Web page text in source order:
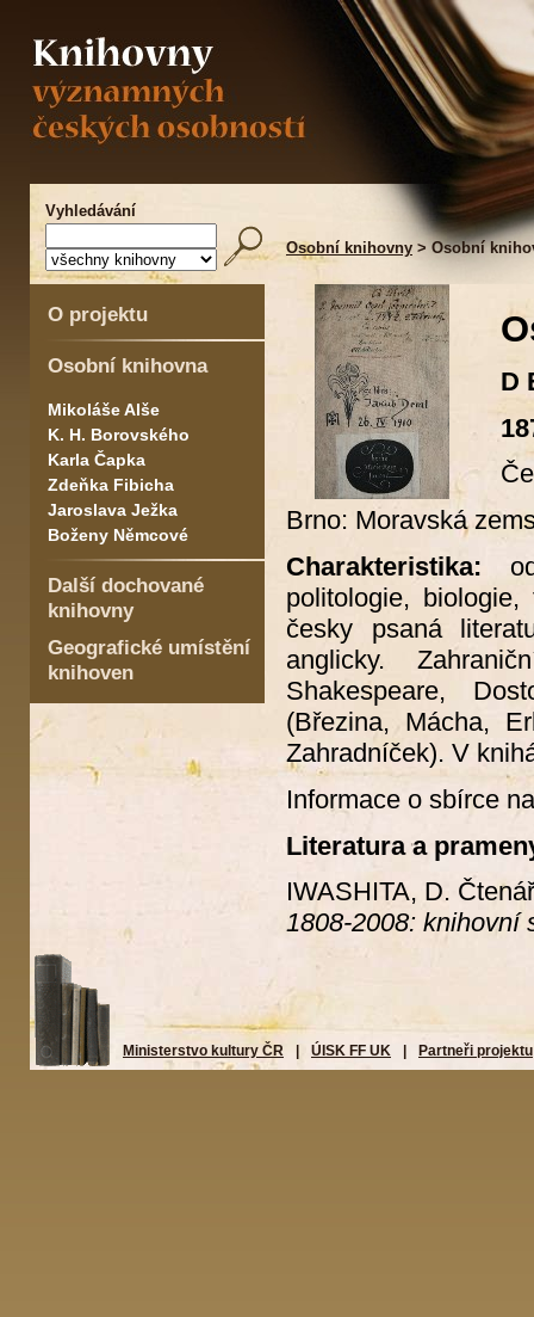
Vyhledávání
Osobní knihovny > Osobní
O projektu
Osobní knihovna
Mikoláše Alše
K. H. Borovského
Karla Čapka
Zdeňka Fibicha
Jaroslava Ježka
Boženy Němcové
Další dochované
knihovny
Geografické umístění
knihoven
D
Brno: Moravská
Charakteristika:
politologie,
česky psaná
anglicky.
Shakespeare,
(Březina, Mácha,
Zahradníček). V
Informace o sbírce
Literatura a
IWASHITA, D.
1808-2008: knihovní
Ministerstvo kultury ČR ÚISK FF UK Partneři projektu